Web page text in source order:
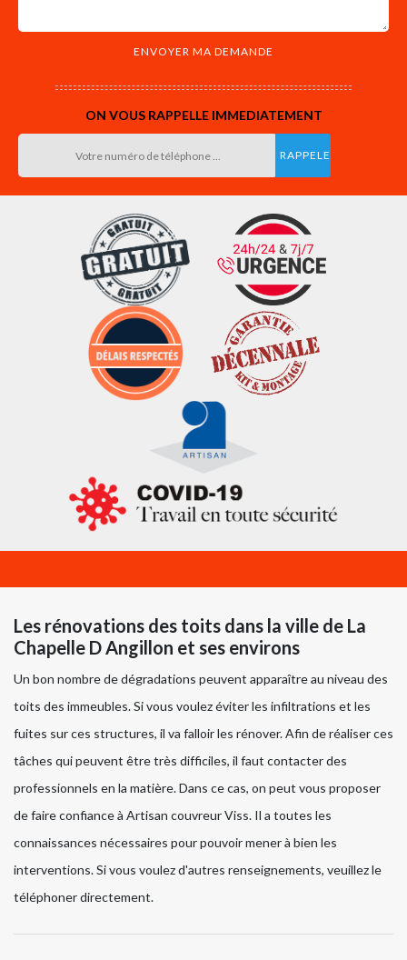
ON VOUS RAPPELLE IMMEDIATEMENT
Les rénovations des toits dans la ville de La
Chapelle D Angillon et ses environs
Un bon nombre de dégradations peuvent apparaître au niveau des
toits des immeubles. Si vous voulez éviter les infiltrations et les
fuites sur ces structures, il va falloir les rénover. Afin de réaliser ces
tâches qui peuvent être très difficiles, il faut contacter des
professionnels en la matière. Dans ce cas, on peut vous proposer
de faire confiance à Artisan couvreur Viss. Il a toutes les
connaissances nécessaires pour pouvoir mener à bien les
interventions. Si vous voulez d'autres renseignements, veuillez le
téléphoner directement.